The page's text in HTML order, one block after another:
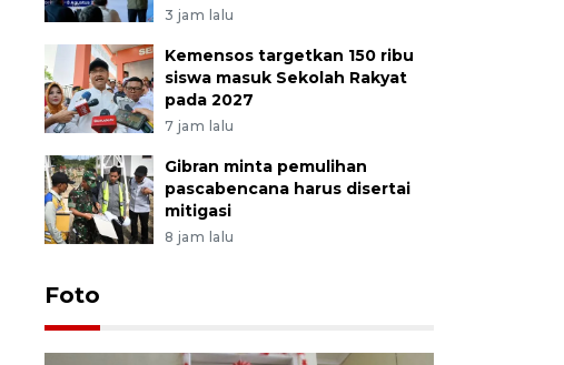
3 jam lalu
Kemensos targetkan 150 ribu
siswa masuk Sekolah Rakyat
pada 2027
7 jam lalu
Gibran minta pemulihan
pascabencana harus disertai
mitigasi
8 jam lalu
Foto